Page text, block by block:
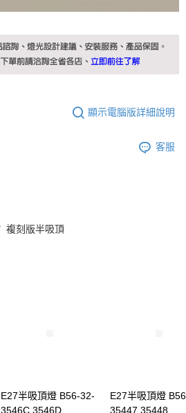
顯示電腦版詳細說明
客服
複刻版半吸頂
E27半吸頂燈 B56-32-
3546C 3546D
E27半吸頂燈
35447 35448